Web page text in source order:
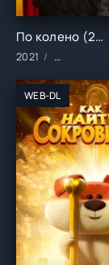
По колено (2021)
2021 Сериалы/
WEB-DL